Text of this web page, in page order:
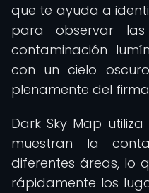
que te ayuda a
para observar
contaminación
con un cielo
plenamente del
Dark Sky Map
muestran la
diferentes áreas, lo
rápidamente los